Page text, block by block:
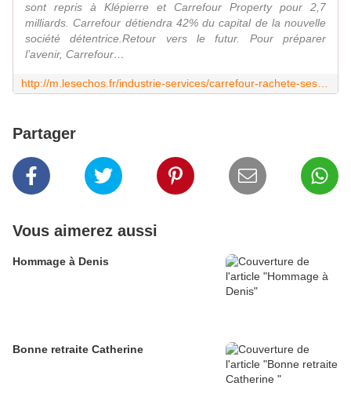
sont repris à Klépierre et Carrefour Property pour 2,7
milliards. Carrefour détiendra 42% du capital de la nouvelle
société détentrice.Retour vers le futur. Pour préparer
l’avenir, Carrefour…
Partager
Vous aimerez aussi
Hommage à Denis
Bonne retraite Catherine